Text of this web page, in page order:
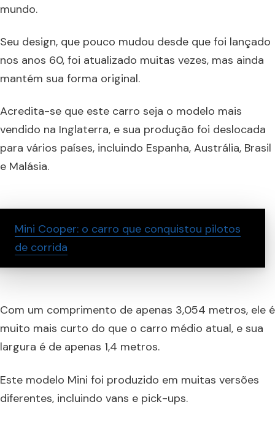
mundo.
Seu design, que pouco mudou desde que foi lançado
nos anos 60, foi atualizado muitas vezes, mas ainda
mantém sua forma original.
Acredita-se que este carro seja o modelo mais
vendido na Inglaterra, e sua produção foi deslocada
para vários países, incluindo Espanha, Austrália, Brasil
e Malásia.
Mini Cooper: o carro que conquistou pilotos
de corrida
Com um comprimento de apenas 3,054 metros, ele é
muito mais curto do que o carro médio atual, e sua
largura é de apenas 1,4 metros.
Este modelo Mini foi produzido em muitas versões
diferentes, incluindo vans e pick-ups.